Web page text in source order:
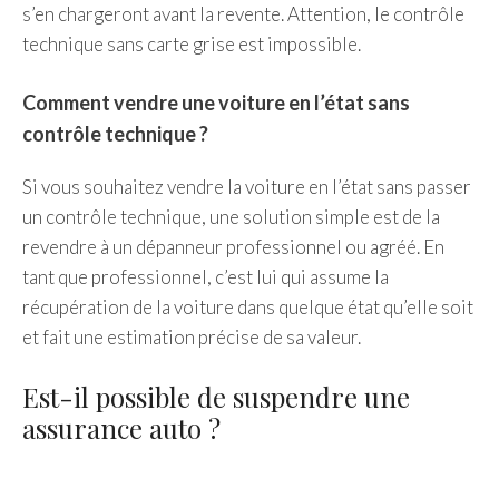
s’en chargeront avant la revente. Attention, le contrôle
technique sans carte grise est impossible.
Comment vendre une voiture en l’état sans
contrôle technique ?
Si vous souhaitez vendre la voiture en l’état sans passer
un contrôle technique, une solution simple est de la
revendre à un dépanneur professionnel ou agréé. En
tant que professionnel, c’est lui qui assume la
récupération de la voiture dans quelque état qu’elle soit
et fait une estimation précise de sa valeur.
Est-il possible de suspendre une
assurance auto ?